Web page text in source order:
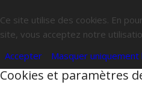
Ce site utilise des cookies. En
site, vous acceptez notre
Accepter
Masquer
Cookies et paramètres